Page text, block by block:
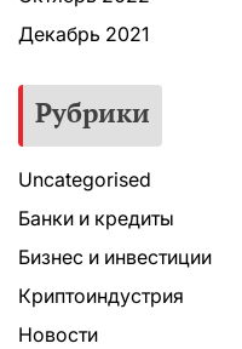
Декабрь 2021
Рубрики
Uncategorised
Банки и кредиты
Бизнес и инвестиции
Криптоиндустрия
Новости